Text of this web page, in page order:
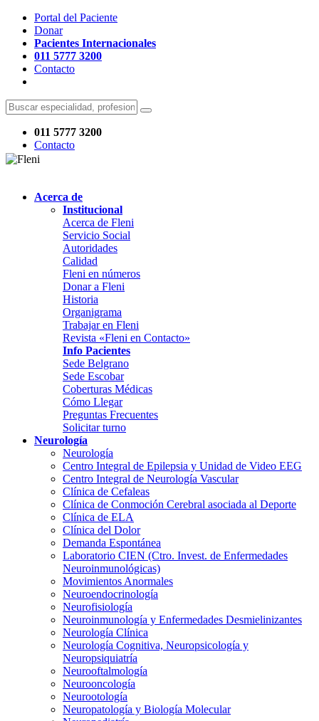
Portal del Paciente
Donar
Pacientes Internacionales
011 5777 3200
Contacto
011 5777 3200
Contacto
Acerca de
Institucional
Acerca de Fleni
Servicio Social
Autoridades
Calidad
Fleni en números
Donar a Fleni
Historia
Organigrama
Trabajar en Fleni
Revista «Fleni en Contacto»
Info Pacientes
Sede Belgrano
Sede Escobar
Coberturas Médicas
Cómo Llegar
Preguntas Frecuentes
Solicitar turno
Neurología
Neurología
Centro Integral de Epilepsia y Unidad de Video EEG
Centro Integral de Neurología Vascular
Clínica de Cefaleas
Clínica de Conmoción Cerebral asociada al Deporte
Clínica de ELA
Clínica del Dolor
Demanda Espontánea
Laboratorio CIEN (Ctro. Invest. de Enfermedades
Neuroinmunológicas)
Movimientos Anormales
Neuroendocrinología
Neurofisiología
Neuroinmunología y Enfermedades Desmielinizantes
Neurología Clínica
Neurología Cognitiva, Neuropsicología y
Neuropsiquiatría
Neurooftalmología
Neurooncología
Neurootología
Neuropatología y Biología Molecular